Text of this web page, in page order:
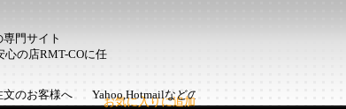
門サイト
の店RMT-COに任
お気に入りに追加
のお客様へ Yahoo,Hotmailなどのフリーメールでご注文のお客